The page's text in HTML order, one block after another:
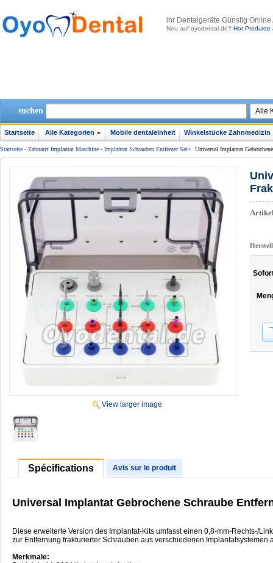
lhr Dentalgeräte Günstig
Neu auf oyodental.de? Hot Produkte
suchen
Startseite Alle Kategorien Mobile dentaleinheit Winkelstücke Zahnmedizin
Startseite - Zahnarzt Implantat Maschine - Implantat Schrauben Entferner Set> Universal Implantat
View larger image
Spécifications Avis sur le produit
Universal Implantat Gebrochene Schraube
Diese erweiterte Version des Implantat-Kits umfasst einen 0,8-mm-Rechts-/
zur Entfernung frakturierter Schrauben aus verschiedenen Implantatsystemen
Merkmale: